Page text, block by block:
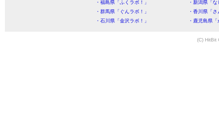
・福島県「ふくラボ！」
・新潟県「
・群馬県「ぐんラボ！」
・香川県「
・石川県「金沢ラボ！」
・鹿児島県
(C) HitBit